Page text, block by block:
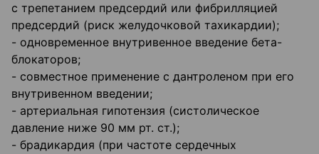
с трепетанием предсердий или фибрилляцией
предсердий (риск желудочковой тахикардии);
- одновременное внутривенное введение бета-
блокаторов;
- совместное применение с дантроленом при его
внутривенном введении;
- артериальная гипотензия (систолическое
давление ниже 90 мм рт. ст.);
- брадикардия (при частоте сердечных